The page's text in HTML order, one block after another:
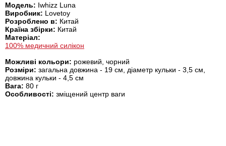
Модель: Iwhizz Luna
Виробник: Lovetoy
Розроблено в: Китай
Країна збірки: Китай
Матеріал:
100% медичний силікон
Можливі кольори: рожевий, чорний
Розміри: загальна довжина - 19 см, діаметр кульки - 3,5 см,
довжина кульки - 4,5 см
Вага: 80 г
Особливості: зміщений центр ваги